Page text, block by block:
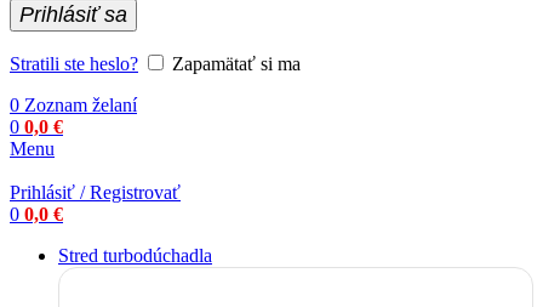
Prihlásiť sa
Stratili ste heslo?
Zapamätať si ma
0 Zoznam želaní
0 0,0 €
Menu
Prihlásiť / Registrovať
0 0,0 €
Stred turbodúchadla